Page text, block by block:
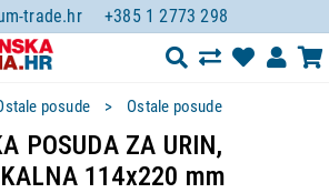
trade.hr +385 1 2773 298
posude Ostale posude
POSUDA ZA URIN,
114x220 mm